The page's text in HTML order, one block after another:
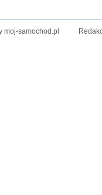
moj-samochod.pl